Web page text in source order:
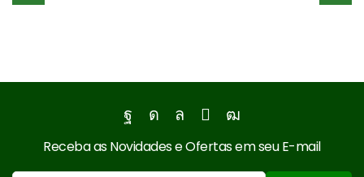
Facebook
Instagram
Whatsapp
EmailYoutube
Receba as Novidades e Ofertas em seu E-mail